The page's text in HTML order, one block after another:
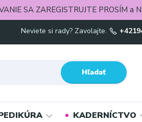
SA ZAREGISTRUJTE PROSÍM a
Hľadať
Neviete si rady? Zavolajte.
KADERNÍCTVO